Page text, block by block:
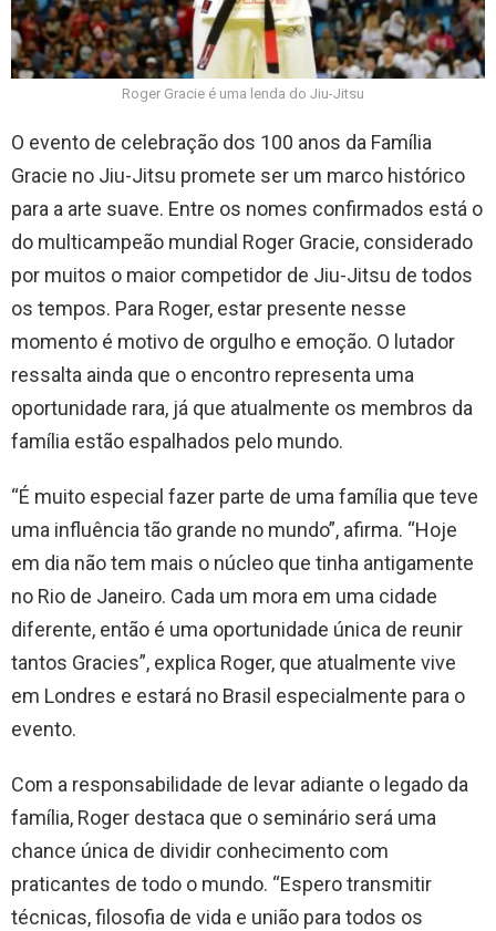
Roger Gracie é uma lenda do Jiu-Jitsu
O evento de celebração dos 100 anos da Família
Gracie no Jiu-Jitsu promete ser um marco histórico
para a arte suave. Entre os nomes confirmados está o
do multicampeão mundial Roger Gracie, considerado
por muitos o maior competidor de Jiu-Jitsu de todos
os tempos. Para Roger, estar presente nesse
momento é motivo de orgulho e emoção. O lutador
ressalta ainda que o encontro representa uma
oportunidade rara, já que atualmente os membros da
família estão espalhados pelo mundo.
“É muito especial fazer parte de uma família que teve
uma influência tão grande no mundo”, afirma. “Hoje
em dia não tem mais o núcleo que tinha antigamente
no Rio de Janeiro. Cada um mora em uma cidade
diferente, então é uma oportunidade única de reunir
tantos Gracies”, explica Roger, que atualmente vive
em Londres e estará no Brasil especialmente para o
evento.
Com a responsabilidade de levar adiante o legado da
família, Roger destaca que o seminário será uma
chance única de dividir conhecimento com
praticantes de todo o mundo. “Espero transmitir
técnicas, filosofia de vida e união para todos os